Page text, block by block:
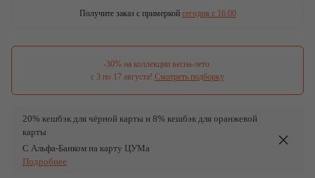
Получите заказ с примеркой сегодня c 16:00
-30% на коллекции весна-лето
с 3 по 17 августа! Смотреть подборку
20% кешбэк для чёрной карты и 8% кешбэк для оранжевой
карты
С Альфа-Банком на карту ЦУМа
Подробнее